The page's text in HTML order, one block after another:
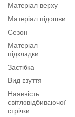
Матеріал верху
Матеріал підошви
Сезон
Матеріал
підкладки
Застібка
Вид взуття
Наявність
світловідбиваючої
стрічки